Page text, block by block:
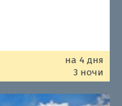
на 4 дня
3 ночи